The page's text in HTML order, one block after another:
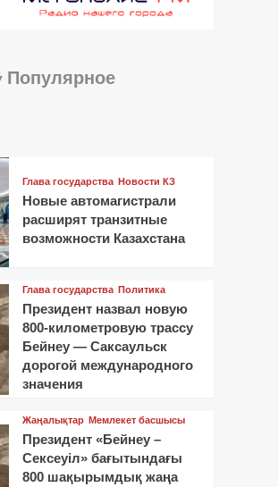
Популярное
Глава государства Новости КЗ
Новые автомагистрали
расширят транзитные
возможности Казахстана
Глава государства Политика
Президент назвал новую
800-километровую трассу
Бейнеу — Саксаульск
дорогой международного
значения
Жаңалықтар Мемлекет басшысы
Президент «Бейнеу –
Сексеуіл» бағытындағы
800 шақырымдық жаңа